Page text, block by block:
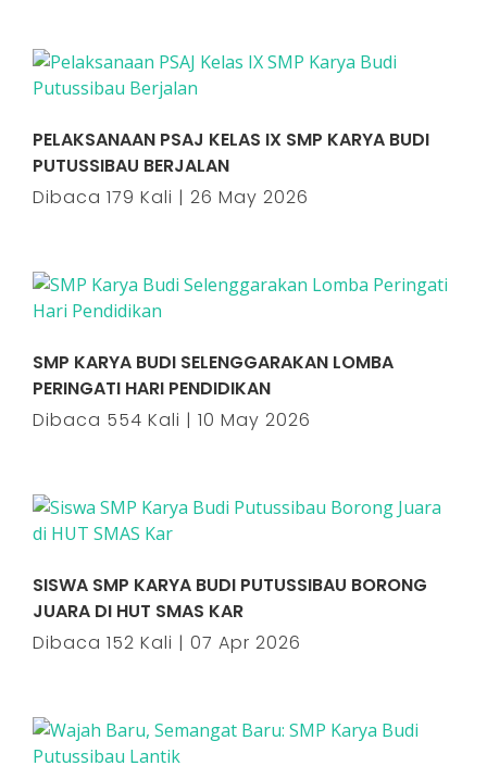
PELAKSANAAN PSAJ KELAS IX SMP KARYA BUDI
PUTUSSIBAU BERJALAN
Dibaca 179 Kali | 26 May 2026
SMP KARYA BUDI SELENGGARAKAN LOMBA
PERINGATI HARI PENDIDIKAN
Dibaca 554 Kali | 10 May 2026
SISWA SMP KARYA BUDI PUTUSSIBAU BORONG
JUARA DI HUT SMAS KAR
Dibaca 152 Kali | 07 Apr 2026